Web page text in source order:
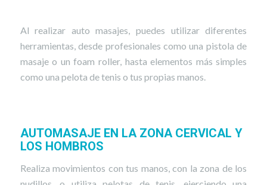
Al realizar auto masajes, puedes utilizar diferentes
herramientas, desde profesionales como una pistola de
masaje o un foam roller, hasta elementos más simples
como una pelota de tenis o tus propias manos.
AUTOMASAJE EN LA ZONA CERVICAL Y
LOS HOMBROS
Realiza movimientos con tus manos, con la zona de los